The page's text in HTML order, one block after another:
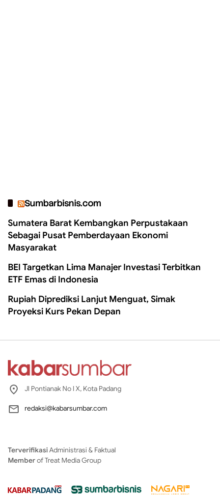
Sumbarbisnis.com
Sumatera Barat Kembangkan Perpustakaan
Sebagai Pusat Pemberdayaan Ekonomi
Masyarakat
BEI Targetkan Lima Manajer Investasi Terbitkan
ETF Emas di Indonesia
Rupiah Diprediksi Lanjut Menguat, Simak
Proyeksi Kurs Pekan Depan
Jl Pontianak No I X, Kota Padang
redaksi@kabarsumbar.com
TerverifikasiAdministrasi & Faktual
Memberof Treat Media Group